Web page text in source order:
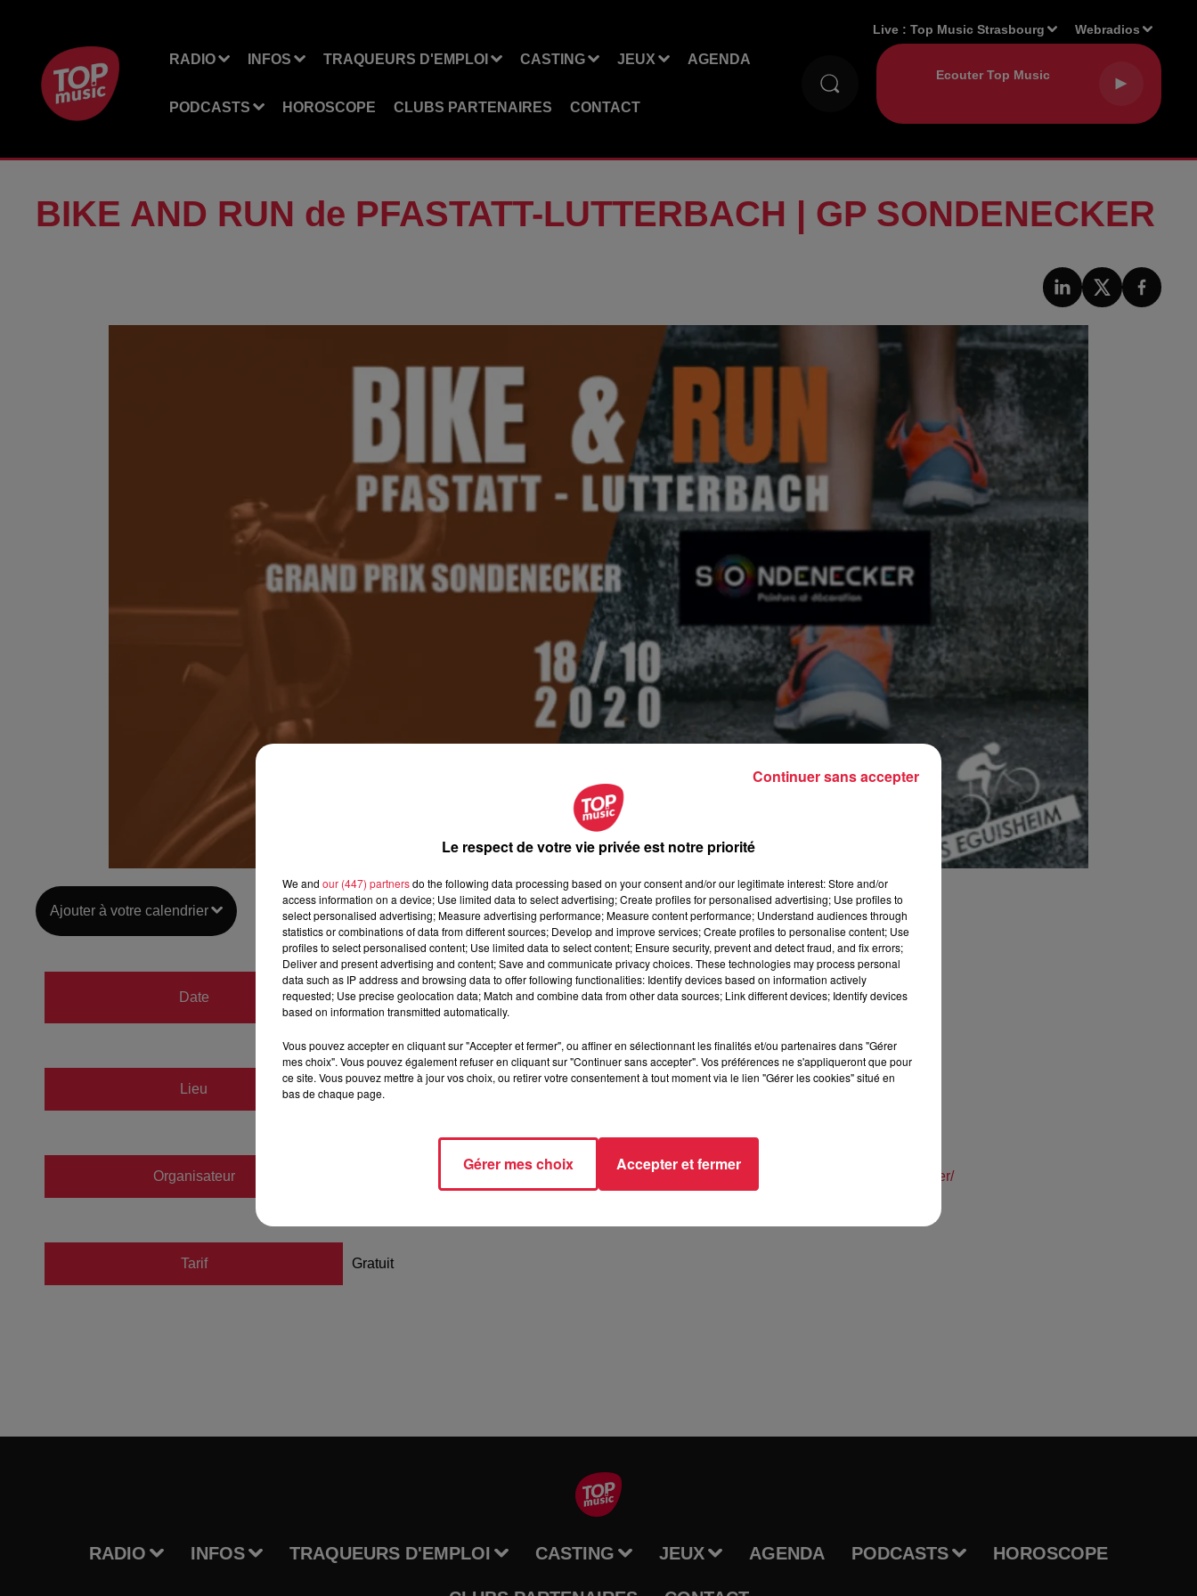
RADIO INFOS TRAQUEURS D'EMPLOI CASTING JEUX AGENDA
PODCASTS HOROSCOPE CLUBS PARTENAIRES CONTACT
Live :Top Music Strasbourg Webradios
BIKE AND RUN de PFASTATT-LUTTERBACH | GP SONDENECKER
Ajouter à votre calendrier
Date
du18 octobre 2020 à 0h00
au18 octobre 2020 à 0h00
Lieu PFASTATT (68)
Organisateur https://www.cyclocross-pfastatt-lutterbach.fr/bike-and-run-de-pfastatt-lutterbach-gp-sondenecker/
Tarif Gratuit
RADIO INFOS TRAQUEURS D'EMPLOI CASTING JEUX AGENDA PODCASTS HOROSCOPE
Le respect de votre vie privée est notre priorité
We and our (447) partnersdo the following data processing based on your consent and/or our legitimate interest: Store and/or
access information on a device; Use limited data to select advertising; Create profiles for personalised advertising; Use profiles to
select personalised advertising; Measure advertising performance; Measure content performance; Understand audiences through
statistics or combinations of data from different sources; Develop and improve services; Create profiles to personalise content; Use
profiles to select personalised content; Use limited data to select content; Ensure security, prevent and detect fraud, and fix errors;
Deliver and present advertising and content; Save and communicate privacy choices. These technologies may process personal
data such as IP address and browsing data to offer following functionalities: Identify devices based on information actively
requested; Use precise geolocation data; Match and combine data from other data sources; Link different devices; Identify devices
based on information transmitted automatically.
Vous pouvez accepter en cliquant sur "Accepter et fermer", ou affiner en sélectionnant les finalités et/ou partenaires dans "Gérer
mes choix". Vous pouvez également refuser en cliquant sur "Continuer sans accepter". Vos préférences ne s'appliqueront que pour
ce site. Vous pouvez mettre à jour vos choix, ou retirer votre consentement à tout moment via le lien "Gérer les cookies" situé en
bas de chaque page.
Gérer mes choix Accepter et fermer
Continuer sans accepter